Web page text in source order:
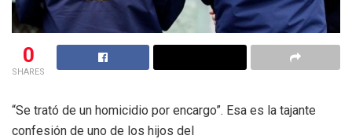
0
SHARES
“Se trató de un homicidio por encargo”. Esa es la tajante
confesión de uno de los hijos del